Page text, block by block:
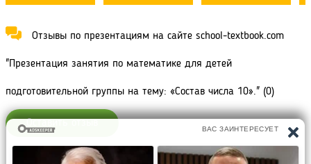
Отзывы по презентациям на сайте school-textbook.com
"Презентация занятия по математике для детей
подготовительной группы на тему: «Состав числа 10»." (0)
Оставить отзыв